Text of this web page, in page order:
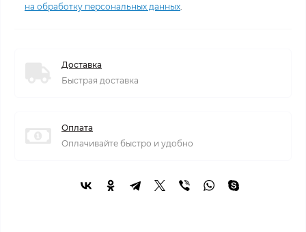
на обработку персональных данных
Доставка
Быстрая доставка
Оплата
Оплачивайте быстро и удобно